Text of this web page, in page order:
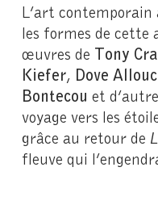
L’art
les formes de
œuvres de Tony
Kiefer, Dove
Bontecou et
voyage vers les
grâce au retour de
fleuve qui